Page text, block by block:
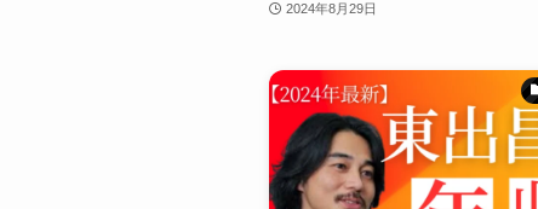
2024年8月29日